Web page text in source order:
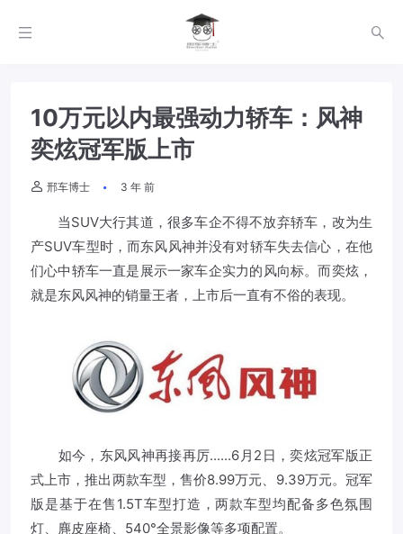
10万元以内最强动力轿车：风神
奕炫冠军版上市
邢车博士 3 年 前
当SUV大行其道，很多车企不得不放弃轿车，改为生
产SUV车型时，而东风风神并没有对轿车失去信心，在他
们心中轿车一直是展示一家车企实力的风向标。而奕炫，
就是东风风神的销量王者，上市后一直有不俗的表现。
如今，东风风神再接再厉......6月2日，奕炫冠军版正
式上市，推出两款车型，售价8.99万元、9.39万元。冠军
版是基于在售1.5T车型打造，两款车型均配备多色氛围
灯、麂皮座椅、540°全景影像等多项配置。